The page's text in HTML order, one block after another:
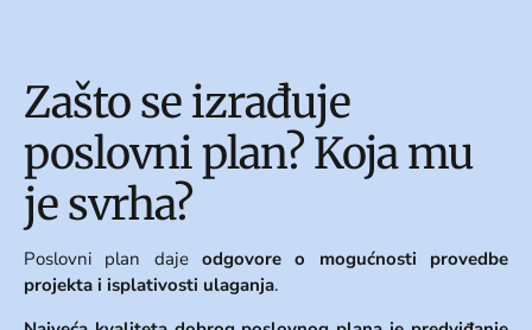
Zašto se izrađuje
poslovni plan? Koja mu
je svrha?
Poslovni plan daje odgovore o mogućnosti provedbe
projekta i isplativosti ulaganja.